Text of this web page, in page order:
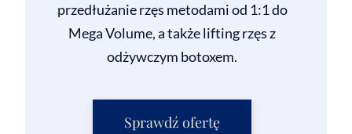
przedłużanie rzęs metodami od 1:1 do
Mega Volume, a także lifting rzęs z
odżywczym botoxem.
Sprawdź ofertę